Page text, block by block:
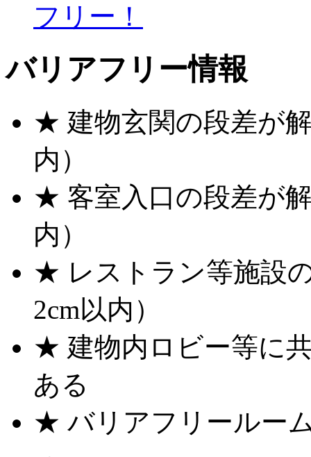
フリー！
バリアフリー情報
★ 建物玄関の段差が
内）
★ 客室入口の段差が
内）
★ レストラン等施設
2cm以内）
★ 建物内ロビー等に
ある
★ バリアフリールー